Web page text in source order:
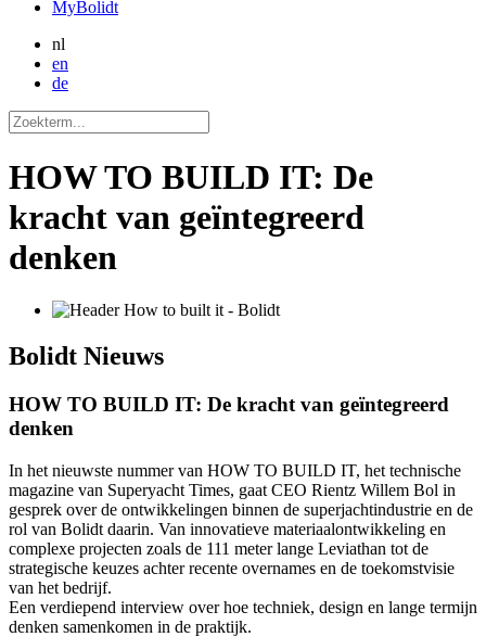
MyBolidt
nl
en
de
HOW TO BUILD IT: De
kracht van geïntegreerd
denken
Bolidt Nieuws
HOW TO BUILD IT: De kracht van geïntegreerd
denken
In het nieuwste nummer van HOW TO BUILD IT, het technische
magazine van Superyacht Times, gaat CEO Rientz Willem Bol in
gesprek over de ontwikkelingen binnen de superjachtindustrie en de
rol van Bolidt daarin. Van innovatieve materiaalontwikkeling en
complexe projecten zoals de 111 meter lange Leviathan tot de
strategische keuzes achter recente overnames en de toekomstvisie
van het bedrijf.
Een verdiepend interview over hoe techniek, design en lange termijn
denken samenkomen in de praktijk.